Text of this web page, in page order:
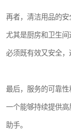
再者，清洁用品的安
尤其是厨房和卫生
必须既有效又安全，
最后，服务的可靠性
一个能够持续提供
助手。